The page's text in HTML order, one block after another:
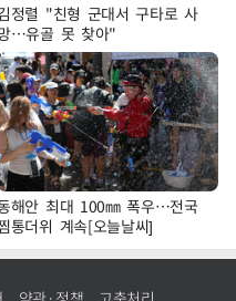
정렬 "친형 군대서 구타로 사
…유골 못 찾아"
해안 최대 100㎜ 폭우…전국
통더위 계속[오늘날씨]